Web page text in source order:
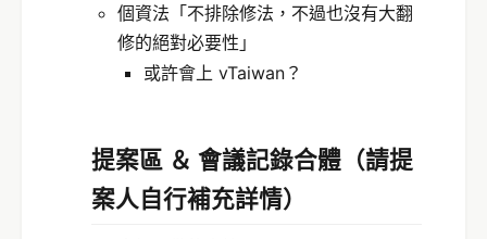
個資法「不排除修法，不過也沒有大翻
修的絕對必要性」
或許會上 vTaiwan？
提案區 ＆ 會議記錄合體（請提
案人自行補充詳情）